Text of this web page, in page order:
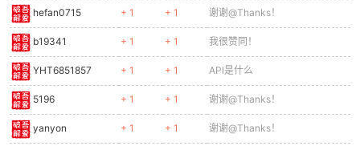
hefan0715 + 1 + 1 谢谢@Thanks！
b19341 + 1 + 1 我很赞同！
YHT6851857 + 1 + 1 API是什么
5196 + 1 + 1 谢谢@Thanks！
yanyon + 1 + 1 谢谢@Thanks！